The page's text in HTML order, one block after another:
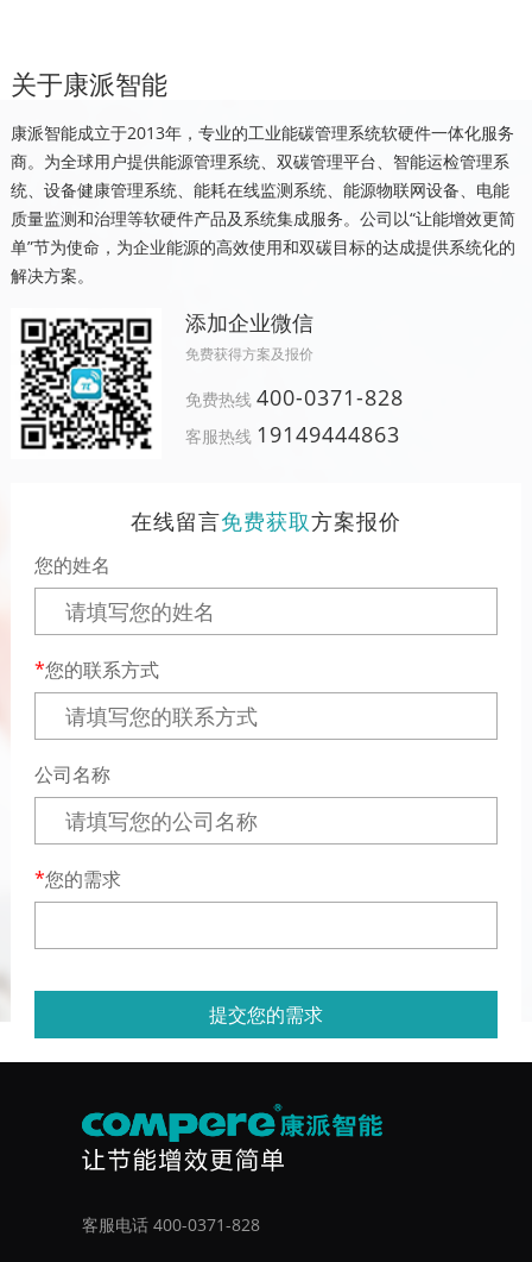
关于康派智能
康派智能成立于2013年，专业的工业能碳管理系统软硬件一体化服务
商。为全球用户提供能源管理系统、双碳管理平台、智能运检管理系
统、设备健康管理系统、能耗在线监测系统、能源物联网设备、电能
质量监测和治理等软硬件产品及系统集成服务。公司以“让能增效更简
单”节为使命，为企业能源的高效使用和双碳目标的达成提供系统化的
解决方案。
添加企业微信
免费获得方案及报价
免费热线 400-0371-828
客服热线 19149444863
在线留言免费获取方案报价
您的姓名
您的联系方式
公司名称
您的需求
提交您的需求
客服电话 400-0371-828